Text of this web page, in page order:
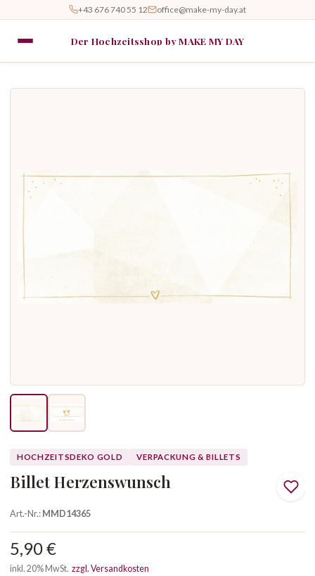
+43 676 740 55 12 office@make-my-day.at
Der Hochzeitsshop by MAKE MY DAY
HOCHZEITSDEKO GOLD VERPACKUNG & BILLETS
Billet Herzenswunsch
Art.-Nr.:MMD14365
5,90 €
inkl. 20% MwSt. zzgl. Versandkosten